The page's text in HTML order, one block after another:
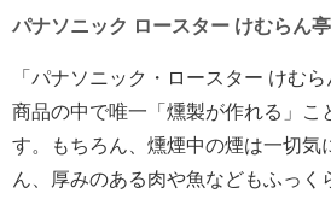
パナソニック ロースター けむらん亭
「パナソニック・ロースター けむ
商品の中で唯一「燻製が作れる」こ
す。もちろん、燻煙中の煙は一切気
ん、厚みのある肉や魚などもふっく